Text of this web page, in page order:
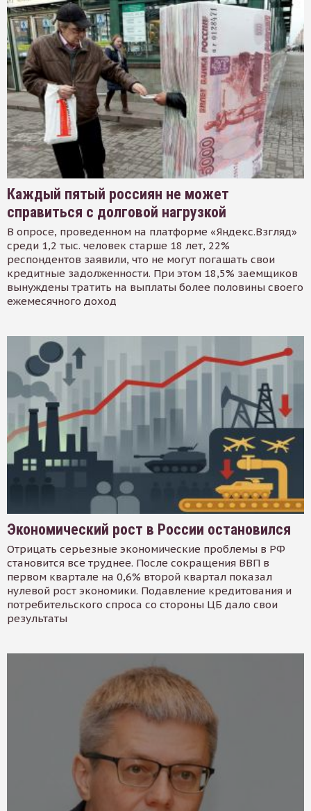
Каждый пятый россиян не может
справиться с долговой нагрузкой
В опросе, проведенном на платформе «Яндекс.Взгляд»
среди 1,2 тыс. человек старше 18 лет, 22%
респондентов заявили, что не могут погашать свои
кредитные задолженности. При этом 18,5% заемщиков
вынуждены тратить на выплаты более половины своего
ежемесячного доход
Экономический рост в России остановился
Отрицать серьезные экономические проблемы в РФ
становится все труднее. После сокращения ВВП в
первом квартале на 0,6% второй квартал показал
нулевой рост экономики. Подавление кредитования и
потребительского спроса со стороны ЦБ дало свои
результаты